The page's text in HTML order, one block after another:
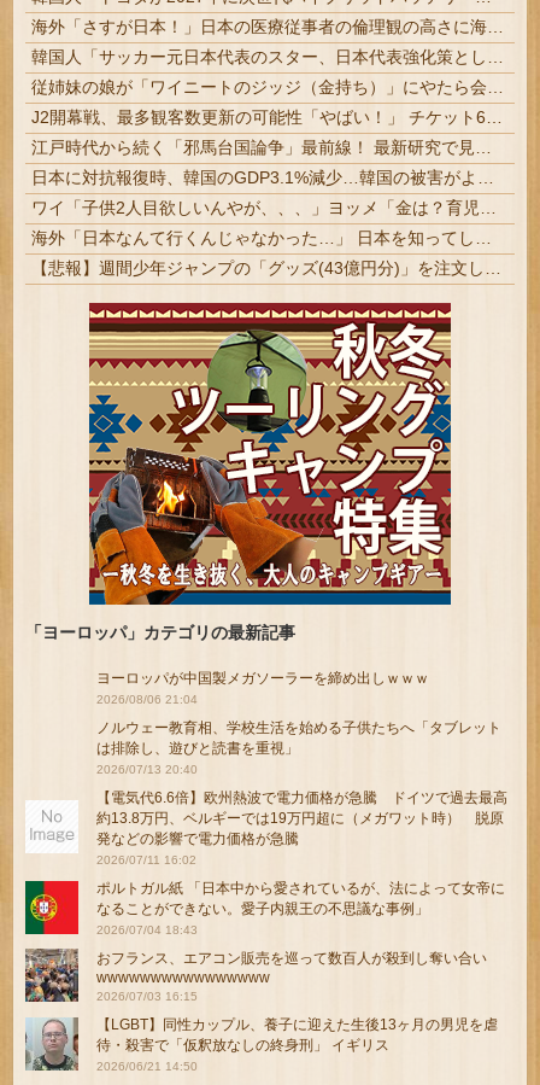
「ヨーロッパ」カテゴリの最新記事
ヨーロッパが中国製メガソーラーを締め出しｗｗｗ
2026/08/06 21:04
ノルウェー教育相、学校生活を始める子供たちへ「タブレット
は排除し、遊びと読書を重視」
2026/07/13 20:40
【電気代6.6倍】欧州熱波で電力価格が急騰 ドイツで過去最高
約13.8万円、ベルギーでは19万円超に（メガワット時） 脱原
発などの影響で電力価格が急騰
2026/07/11 16:02
ポルトガル紙 「日本中から愛されているが、法によって女帝に
なることができない。愛子内親王の不思議な事例」
2026/07/04 18:43
おフランス、エアコン販売を巡って数百人が殺到し奪い合い
wwwwwwwwwwwwwwww
2026/07/03 16:15
【LGBT】同性カップル、養子に迎えた生後13ヶ月の男児を虐
待・殺害で「仮釈放なしの終身刑」 イギリス
2026/06/21 14:50